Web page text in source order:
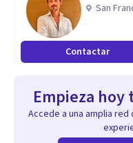
San
Contactar
Empieza
Accede a una amplia